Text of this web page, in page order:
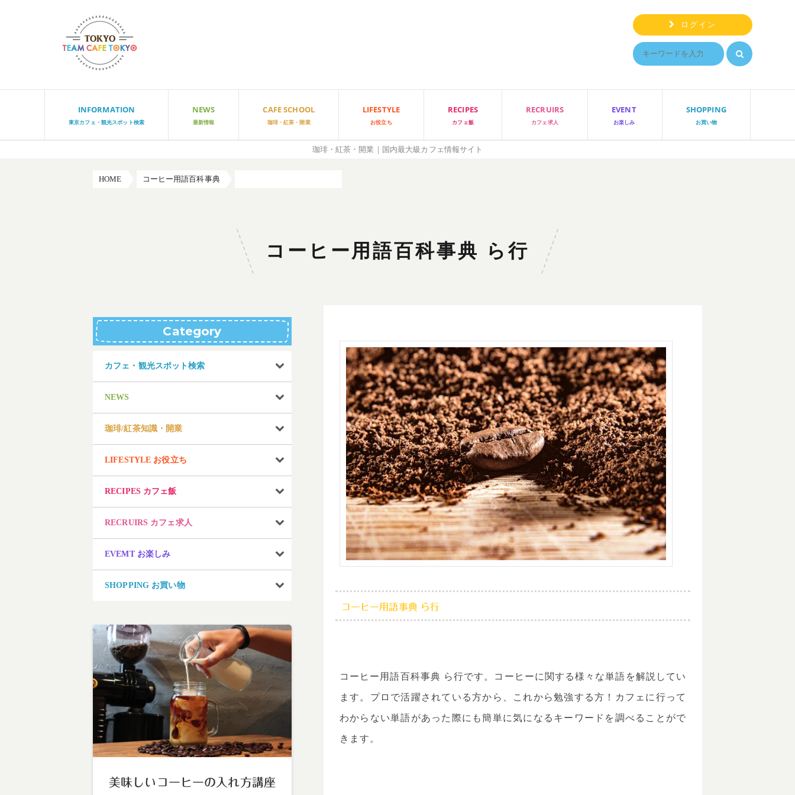
ログイン
INFORMATION
東京カフェ・観光スポット検索
NEWS
最新情報
CAFE SCHOOL
珈琲・紅茶・開業
LIFESTYLE
お役立ち
RECIPES
カフェ飯
RECRUIRS
カフェ求人
EVENT
お楽しみ
SHOPPING
お買い物
珈琲・紅茶・開業｜国内最大級カフェ情報サイト
HOME コーヒー用語百科事典
コーヒー用語百科事典 ら行
コーヒー用語事典 ら行
コーヒー用語百科事典 ら行です。コーヒーに関する様々な単語を解説してい
ます。プロで活躍されている方から、これから勉強する方！カフェに行って
わからない単語があった際にも簡単に気になるキーワードを調べることがで
きます。
Category
カフェ・観光スポット検索
NEWS
珈琲/紅茶知識・開業
LIFESTYLE お役立ち
RECIPES カフェ飯
RECRUIRS カフェ求人
EVEMT お楽しみ
SHOPPING お買い物
美味しいコーヒーの入れ方講座